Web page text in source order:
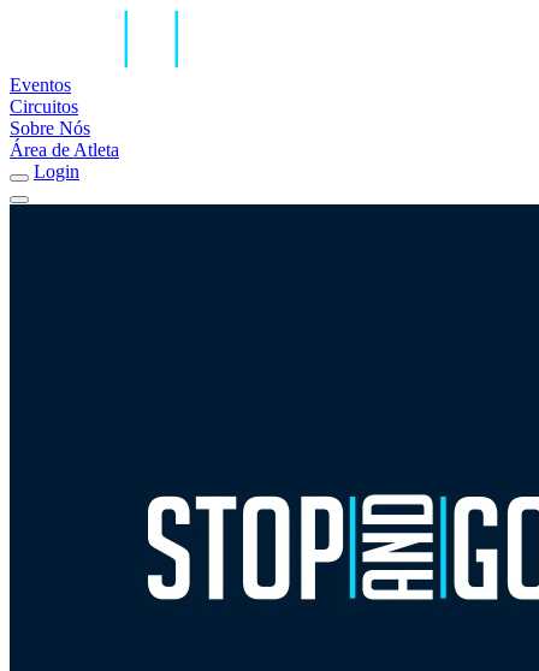
Eventos
Circuitos
Sobre Nós
Área de Atleta
Login